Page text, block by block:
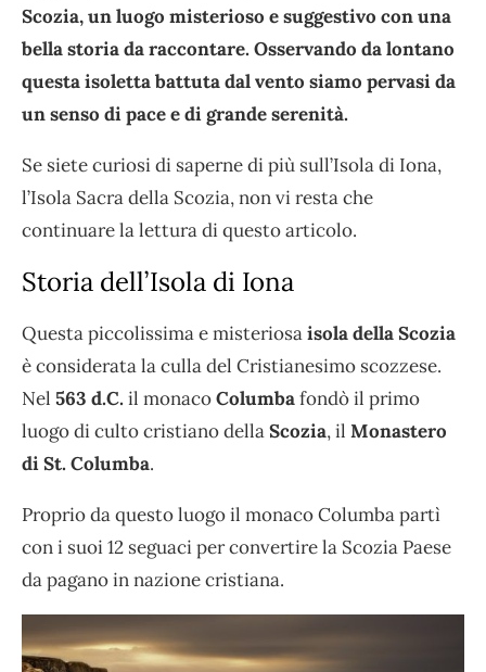
Scozia, un luogo misterioso e suggestivo con una
bella storia da raccontare. Osservando da lontano
questa isoletta battuta dal vento siamo pervasi da
un senso di pace e di grande serenità.
Se siete curiosi di saperne di più sull’Isola di Iona,
l’Isola Sacra della Scozia, non vi resta che
continuare la lettura di questo articolo.
Storia dell’Isola di Iona
Questa piccolissima e misteriosaisola della Scozia
è considerata la culla del Cristianesimo scozzese.
Nel 563 d.C. il monacoColumbafondò il primo
luogo di culto cristiano dellaScozia, il Monastero
di St. Columba.
Proprio da questo luogo il monaco Columba partì
con i suoi 12 seguaci per convertire la Scozia Paese
da pagano in nazione cristiana.